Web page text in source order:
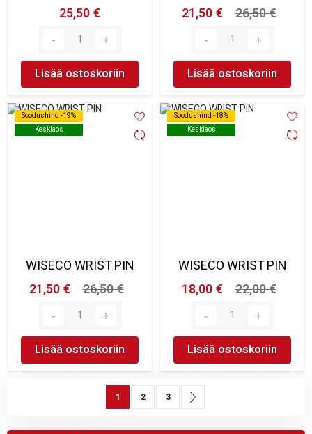
25,50 €
Lisää ostoskoriin
21,50 €
26,50 €
Lisää ostoskoriin
Soodushind -19%
Kesklaos
Soodushind -19%
Kesklaos
WISECO WRIST PIN
21,50 €
26,50 €
Lisää ostoskoriin
Soodushind -18%
Kesklaos
Soodushind -18%
Kesklaos
WISECO WRIST PIN
18,00 €
22,00 €
Lisää ostoskoriin
SivuYou're currently reading page
1 Sivu
2 Sivu
3